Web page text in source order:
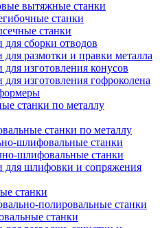
вытяжные станки
станки
станки
для сборки отводов
для размотки и правки металла
для изготовления конусов
для изготовления гофроколена
станки по металлу
станки по металлу
шлифовальные станки
шлифовальные станки
для шлифовки и сопряжения
станки
полировальные станки
станки